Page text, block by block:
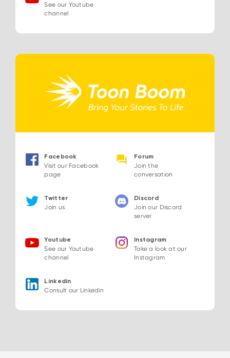
See our Youtube
channel
Facebook
Visit our Facebook
page
Forum
Join the
conversation
Twitter
Join us
Discord
Join our Discord
server
Youtube
See our Youtube
channel
Instagram
Take a look at our
Instagram
Linkedin
Consult our Linkedin